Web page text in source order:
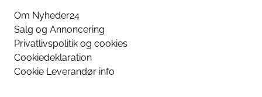
Om Nyheder24
Salg og Annoncering
Privatlivspolitik og cookies
Cookiedeklaration
Cookie Leverandør info